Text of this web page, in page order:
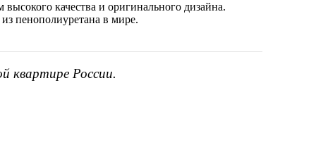
качества и оригинального дизайна.
пенополиуретана в мире.
квартире России.